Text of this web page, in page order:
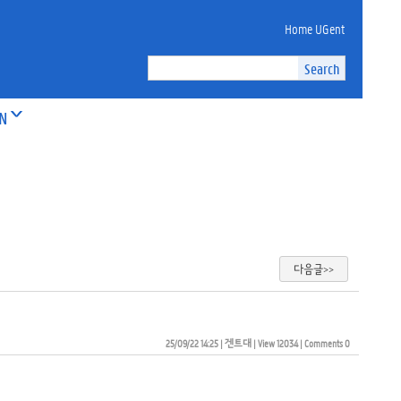
Home UGent
다음글>>
25/09/22 14:25| 겐트대| View 12034| Comments 0